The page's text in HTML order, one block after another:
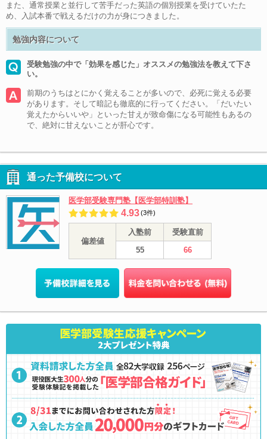
また、通常授業と並行して苦手だった英語の個別授業を受けていたた
め、入試本番で戦えるだけの力が身につきました。
勉強内容について
受験勉強の中で「効果を感じた」オススメの勉強法を教えて下さ
い。
前期のうちはとにかく覚えることが多いので、必死に覚える必要
があります。そして暗記も徹底的に行ってください。「だいたい
覚えたからいいや」といった甘えが致命傷になる可能性もあるの
で、絶対に甘えないことが肝心です。
通った予備校について
医学部受験専門塾【医学部特訓塾】
4.93(3件)
偏差値
入塾前
受験直前
55
66